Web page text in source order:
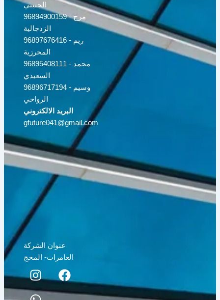
الجنيبي
96894900159 - مرح
الزدجالية
96897676416 - ريم
المحرزية
96895408111 - محمد
السعيدي
96896717194 - وسيم
الرواحي
البريد الالكتروني
gfuture041@gmail.com
عنوان الشركة
العامرات- المحج
I
n
s
F
a
c
W
h
a